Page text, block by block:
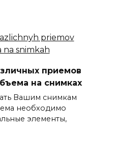
приемов
на снимках
Вашим снимкам
необходимо
элементы,